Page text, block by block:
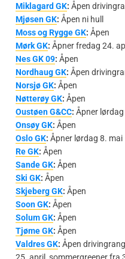
Miklagard GK: Åpen
Mjøsen GK: Åpen ni hull
Moss og Rygge GK: Åpen
Mørk GK: Åpner fredag 24.
Nes GK 09: Åpen
Nordhaug GK: Åpen
Norsjø GK: Åpen
Nøtterøy GK: Åpen
Oustøen G&CC: Åpner
Onsøy GK: Åpen
Oslo GK: Åpner lørdag 8. mai
Re GK: Åpen
Sande GK: Åpen
Ski GK: Åpen
Skjeberg GK: Åpen
Soon GK: Åpen
Solum GK: Åpen
Tjøme GK: Åpen
Valdres GK: Åpen
25. april, sommergreener fra